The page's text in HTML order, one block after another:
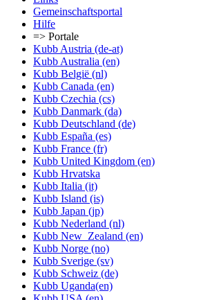
Gemeinschafts­portal
Hilfe
=> Portale
Kubb Austria (de-at)
Kubb Australia (en)
Kubb België (nl)
Kubb Canada (en)
Kubb Czechia (cs)
Kubb Danmark (da)
Kubb Deutschland (de)
Kubb España (es)
Kubb France (fr)
Kubb United Kingdom (en)
Kubb Hrvatska
Kubb Italia (it)
Kubb Island (is)
Kubb Japan (jp)
Kubb Nederland (nl)
Kubb New_Zealand (en)
Kubb Norge (no)
Kubb Sverige (sv)
Kubb Schweiz (de)
Kubb Uganda(en)